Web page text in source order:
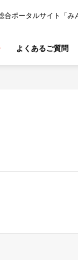
合ポータルサイト「み
よくあるご質問